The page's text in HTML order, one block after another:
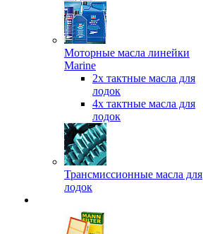
Моторные масла линейки
Marine
2х тактные масла для
лодок
4х тактные масла для
лодок
Трансмиссионные масла для
лодок